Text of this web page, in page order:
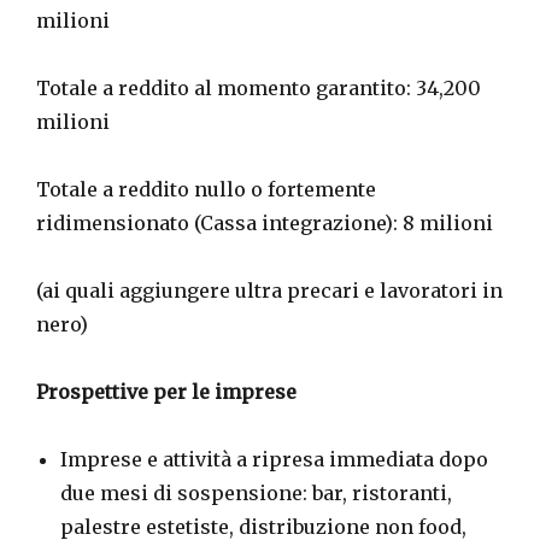
milioni
Totale a reddito al momento garantito: 34,200
milioni
Totale a reddito nullo o fortemente
ridimensionato (Cassa integrazione): 8 milioni
(ai quali aggiungere ultra precari e lavoratori in
nero)
Prospettive per le imprese
Imprese e attività a ripresa immediata dopo
due mesi di sospensione: bar, ristoranti,
palestre estetiste, distribuzione non food,